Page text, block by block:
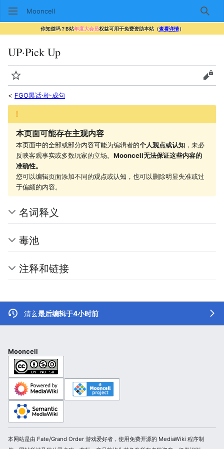
Mooncell 搜索
你知道吗？B站年度大会员权益可用于免费资助本站（查看详情）
UP·Pick Up
监视
查看
< FGO黑话·梗·成句
本页面可能存在主观内容
本页面中的全部或部分内容可能为编辑者的个人观点或认知 ，未必
反映客观事实或多数玩家的立场。 Mooncell无法保证这些内容的
准确性。
您可以编辑页面添加不同的观点或认知，也可以删除明显失准或过
于偏颇的内容。
名词释义
毒池
注释和链接
清玄最后编辑于4小时前
Mooncell
本网站是由 Fate/Grand Order 游戏爱好者，使用免费开源的 MediaWiki 程序制